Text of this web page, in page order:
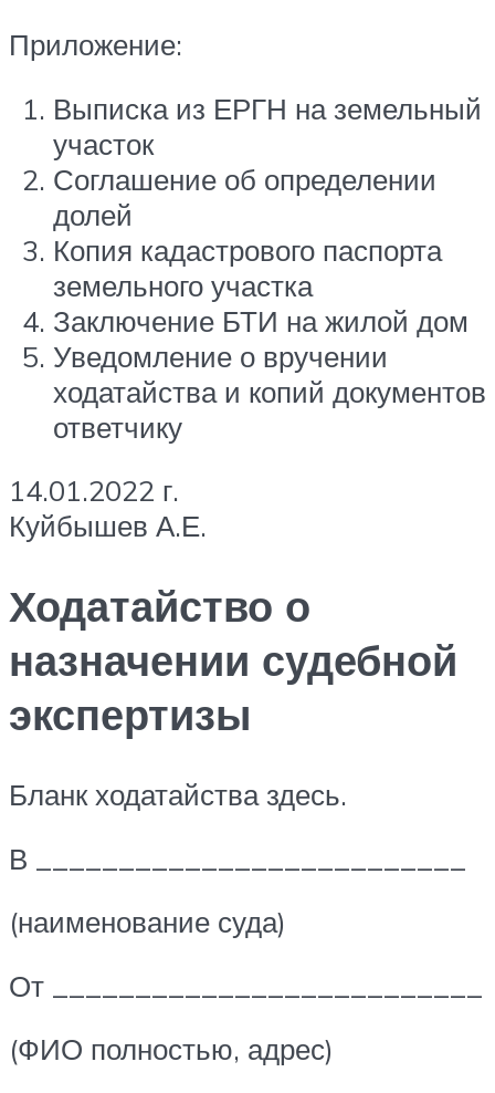
Приложение:
Выписка из ЕРГН на земельный
участок
Соглашение об определении
долей
Копия кадастрового паспорта
земельного участка
Заключение БТИ на жилой дом
Уведомление о вручении
ходатайства и копий документов
ответчику
14.01.2022 г.
Куйбышев А.Е.
Ходатайство о
назначении судебной
экспертизы
Бланк ходатайства здесь.
В __________________________
(наименование суда)
От __________________________
(ФИО полностью, адрес)